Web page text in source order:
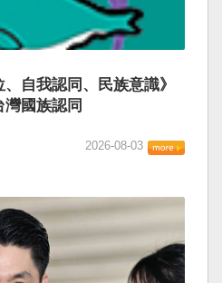
、自我認同、民族意識》
國族認同
2026-08-03